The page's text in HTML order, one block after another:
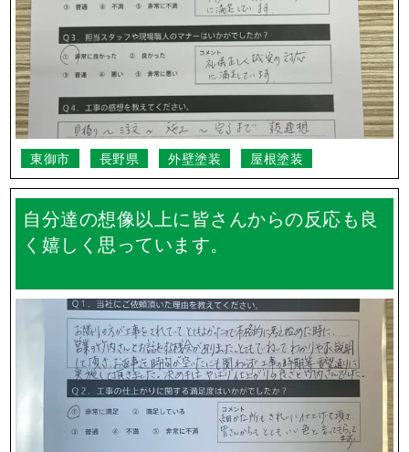
迅速に作業が進み大変助かりました。仕上
がりにも大変満足しております。
松本市 長野県 外壁塗装
礼儀正しく誠実の対応に満足しています。